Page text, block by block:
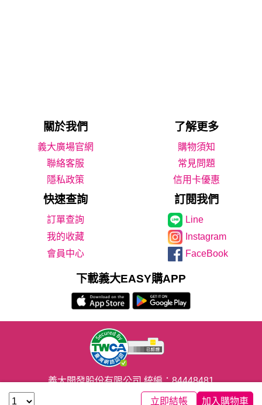
關於我們 了解更多
義大廣場官網
購物須知
聯絡客服
常見問題
隱私政策
信用卡優惠
快速查詢 訂閱我們
Line
我的收藏
Instagram
會員中心
FaceBook
下載義大EASY購APP
義大開發股份有限公司 統編：84448481
CopyRight© 2020義联集團版權所有